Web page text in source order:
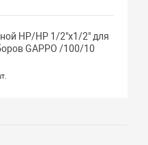
НР/НР 1/2"х1/2" для
GAPPO /100/10